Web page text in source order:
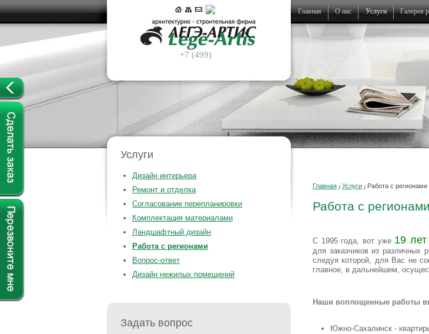
+7 (499)
Главная О нас
Партнерство
Услуги
Дизайн
Согласование
Работа с
Вопрос-ответ
Дизайн
Галерея
Услуги
Дизайн интерьера
Ремонт и отделка
Согласование перепланировки
Комплектация материалами
Ландшафтный дизайн
Работа с регионами
Вопрос-ответ
Дизайн нежилых помещений
Задать вопрос
Главная / Услуги / Работа с регионами
Работа с регионами
С 1995 года, вот уже 19 лет
для заказчиков из различных
следуя которой, для Вас не
главное, в дальнейшем,
Наши воплощенные работы
Южно-Сахалинск -